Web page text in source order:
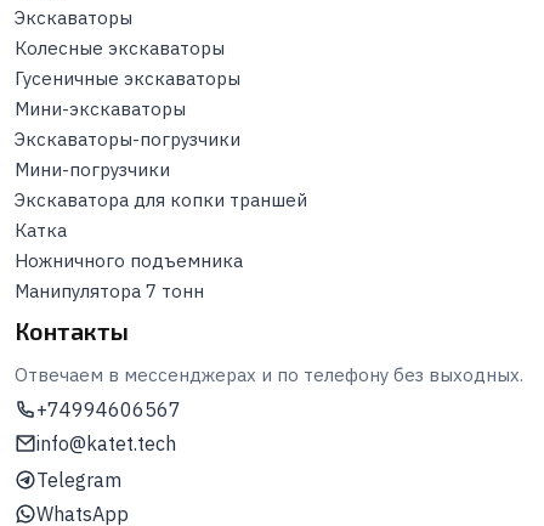
Экскаваторы
Колесные экскаваторы
Гусеничные экскаваторы
Мини-экскаваторы
Экскаваторы-погрузчики
Мини-погрузчики
Экскаватора для копки траншей
Катка
Ножничного подъемника
Манипулятора 7 тонн
Контакты
Отвечаем в мессенджерах и по телефону без выходных.
+74994606567
info@katet.tech
Telegram
WhatsApp